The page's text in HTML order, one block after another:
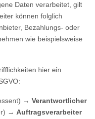
Daten verarbeitet, gilt
können folglich
Bezahlungs- oder
wie beispielsweise
hier ein
→ Verantwortlicher
→ Auftragsverarbeiter